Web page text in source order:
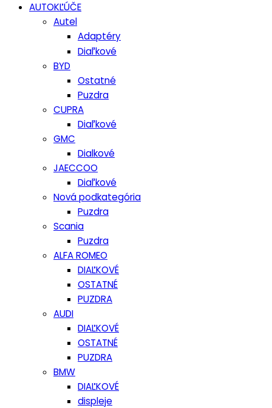
AUTOKĽÚČE
Autel
Adaptéry
Diaľkové
BYD
Ostatné
Puzdra
CUPRA
Diaľkové
GMC
Dialkové
JAECCOO
Diaľkové
Nová podkategória
Puzdra
Scania
Puzdra
ALFA ROMEO
DIAĽKOVÉ
OSTATNÉ
PUZDRA
AUDI
DIAĽKOVÉ
OSTATNÉ
PUZDRA
BMW
DIAĽKOVÉ
displeje